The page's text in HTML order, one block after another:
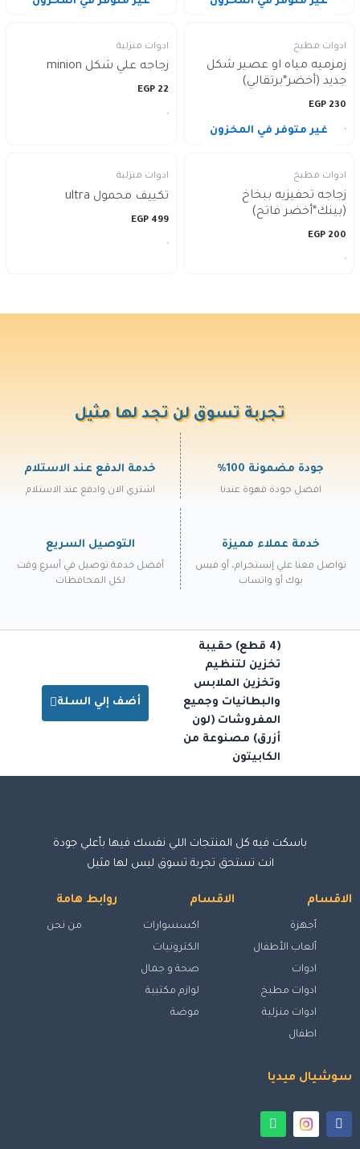
ادوات مطبخ
زمزميه مياه او عصير شكل
جديد (أخضر*برتقالي)
230
EGP
ادوات منزلية
زجاجه علي شكل minion
22
EGP
غير متوفر في المخزون
ادوات مطبخ
زجاجه تحفيزيه ببخاخ
(بينك*أخضر فاتح)
200
EGP
ادوات منزلية
تكييف محمول ultra
499
EGP
تجربة تسوق لن تجد لها مثيل
جودة مضمونة 100%
افضل جودة قهوة عندنا
خدمة الدفع عند الاستلام
اشتري الان وادفع عند الاستلام
خدمة عملاء مميزة
تواصل معنا علي إنستجرام، أو فيس
بوك أو واتساب
التوصيل السريع
أفضل خدمة توصيل في أسرع وقت
لكل المحافظات
(4 قطع) حقيبة
تخزين لتنظيم
وتخزين الملابس
والبطانيات وجميع
المفروشات (لون
أزرق) مصنوعة من
الكابيتون
أضف إلي السلة
باسكت فيه كل المنتجات اللي نفسك فيها بأعلي جودة
انت تستحق تجربة تسوق ليس لها مثيل
الاقسام
أجهزة
ألعاب الأطفال
ادوات
ادوات مطبخ
ادوات منزلية
اطفال
الاقسام
اكسسوارات
الكترونيات
صحة و جمال
لوازم مكتبية
موضة
روابط هامة
من نحن
سوشيال ميديا